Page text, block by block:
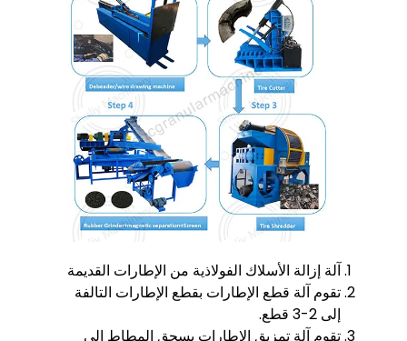
آلة إزالة الأسلاك الفولاذية من الإطارات القديمة
تقوم آلة قطع الإطارات بقطع الإطارات التالفة
إلى 2-3 قطع.
تقوم آلة تمزيق الإطارات بسحق المطاط إلى